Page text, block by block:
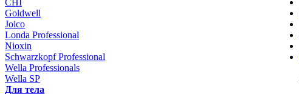
CHI
Goldwell
Joico
Londa Professional
Nioxin
Schwarzkopf Professional
Wella Professionals
Wella SP
Для тела